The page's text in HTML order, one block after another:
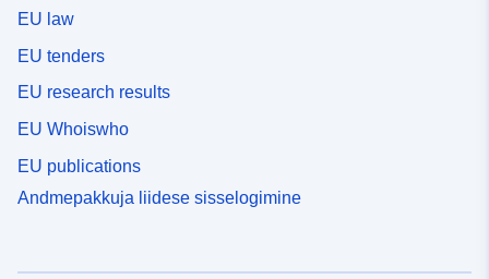
EU law
EU tenders
EU research results
EU Whoiswho
EU publications
Andmepakkuja liidese sisselogimine